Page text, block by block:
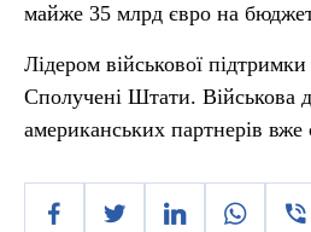
майже 35 млрд євро на
Лідером військової
Сполучені Штати. Військова
американських партнерів